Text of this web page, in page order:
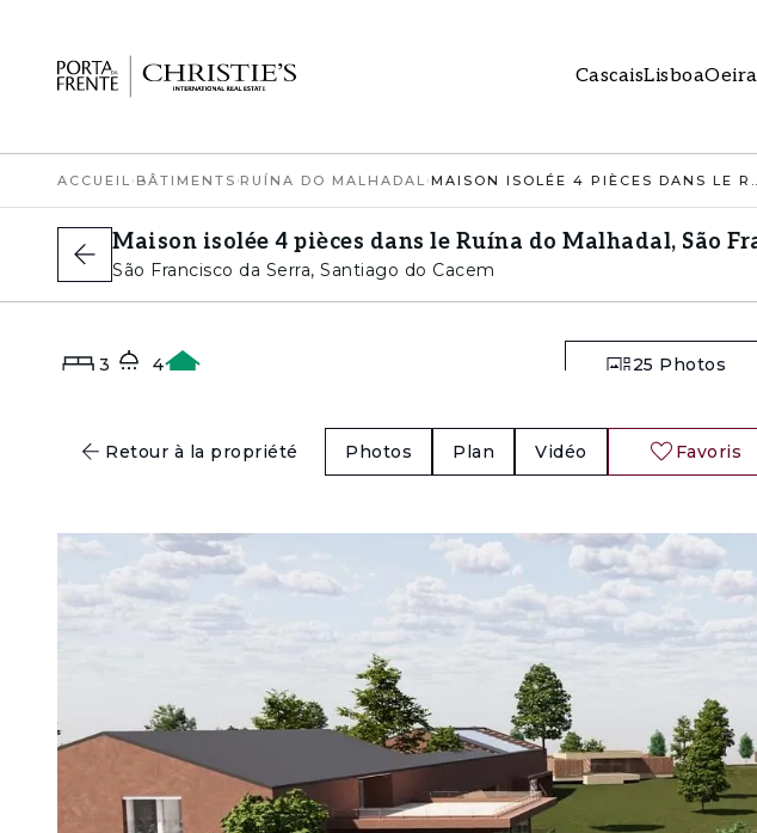
CascaisLisboa
ACCUEIL › BÂTIMENTS ›RUÍNA DO MALHADAL › MAISON ISOLÉE 4 PIÈCES DANS LE
Maison isolée 4 pièces dans le Ruína do Malhadal, São
São Francisco da Serra, Santiago do Cacem
3 4 25 Photos
Retour à la propriété Photos Plan Vidéo Favoris